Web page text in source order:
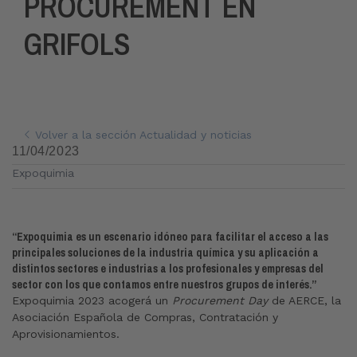
GRIFOLS
Volver a la sección Actualidad y noticias
11/04/2023
Expoquimia
“Expoquimia es un escenario idóneo para facilitar el acceso a las
principales soluciones de la industria química y su aplicación a
distintos sectores e industrias a los profesionales y empresas del
sector con los que contamos entre nuestros grupos de interés.”
Expoquimia 2023 acogerá un Procurement Dayde AERCE, la
Asociación Española de Compras, Contratación y
Aprovisionamientos.